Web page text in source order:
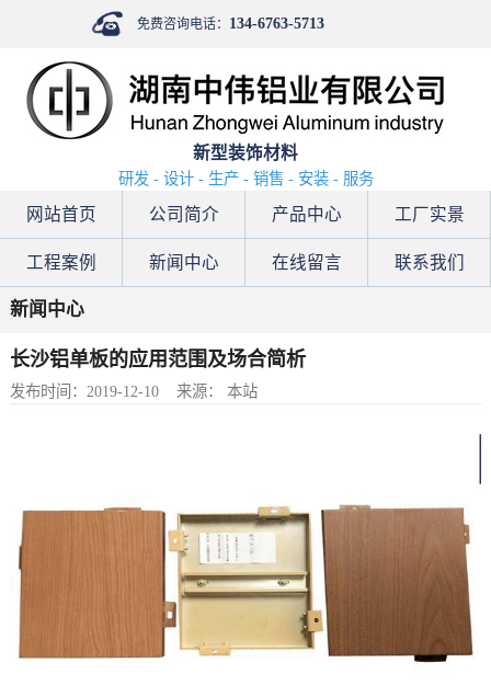
免费咨询电话： 134-6763-5713
新型装饰材料
研发 - 设计 - 生产 - 销售 - 安装 - 服务
网站首页 公司简介 产品中心 工厂实景
工程案例 新闻中心 在线留言 联系我们
新闻中心
长沙铝单板的应用范围及场合简析
发布时间：2019-12-10 来源： 本站